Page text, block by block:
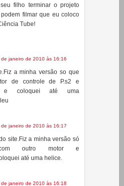
filho asistir no youtube, ele
filho terminar o projeto
filmar que eu coloco
Tube!
de janeiro de 2010 às 16:16
a minha versão so que
de controle de P.s2 e
e coloquei até uma
de janeiro de 2010 às 16:17
site.Fiz a minha versão só
outro motor e
até uma helice.